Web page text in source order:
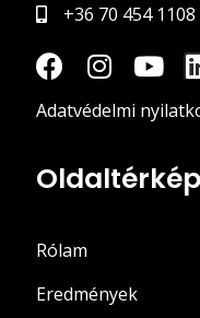
+36 70 454 1108
Adatvédelmi
Rólam
Eredmények